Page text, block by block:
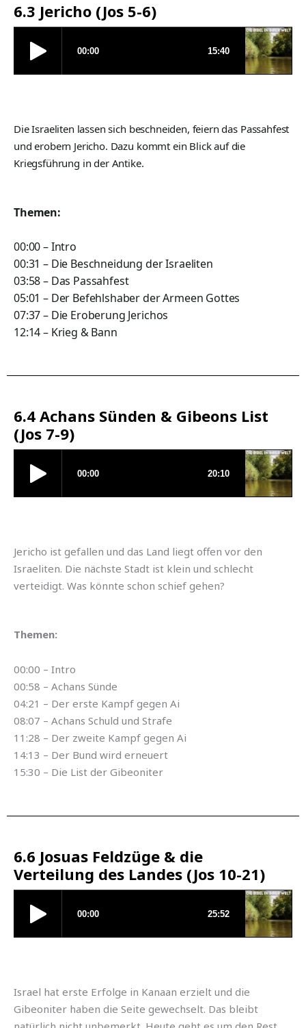
6.3 Jericho (Jos 5-6)
Die Israeliten lassen sich beschneiden, feiern das Passahfest
und erobern Jericho. Dazu kommt ein Blick auf die
Kriegsführung in der Antike.
Themen:
00:00 – Intro
00:31 – Die Beschneidung der Israeliten
03:58 – Das Passahfest
05:01 – Der Befehlshaber der Armeen Gottes
07:37 – Die Eroberung Jerichos
12:14 – Krieg & Bann
6.4 Achans Sünden & Gibeons List
(Jos 7-9)
Jericho ist gefallen und das Land liegt offen vor den
Israeliten. Die nächste Stadt ist klein und schlecht
verteidigt. Was könnte schon schief gehen?
Themen:
00:00 – Intro
00:58 – Achans Sünde
04:21 – Der erste Kampf gegen Ai
08:07 – Achans Schuld und Strafe
11:28 – Der zweite Kampf gegen Ai
14:13 – Der Bund wird erneuert
15:30 – Die List der Gibeoniter
6.6 Josuas Feldzüge & die
Verteilung des Landes (Jos 10-21)
Israel hat erste Erfolge in Kanaan erzielt und die
Gibeoniter haben die Seite gewechselt. Das bleibt